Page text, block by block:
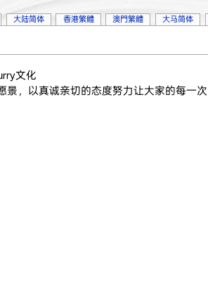
文化
景，以真诚亲切的态度努力让大家的每一次
大陆简体 香港繁體 澳門繁體 大马简体